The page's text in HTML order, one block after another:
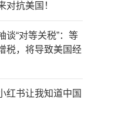
对抗美国！
谈“对等关税”：等
税，将导致美国经
红书让我知道中国